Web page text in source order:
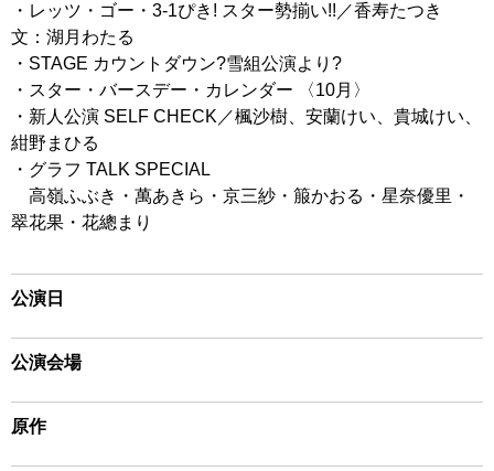
・レッツ・ゴー・3-1ぴき! スター勢揃い!!／香寿たつき
文：湖月わたる
・STAGE カウントダウン?雪組公演より?
・スター・バースデー・カレンダー 〈10月〉
・新人公演 SELF CHECK／楓沙樹、安蘭けい、貴城けい、
紺野まひる
・グラフ TALK SPECIAL
高嶺ふぶき・萬あきら・京三紗・箙かおる・星奈優里・
翠花果・花總まり
公演日
公演会場
原作